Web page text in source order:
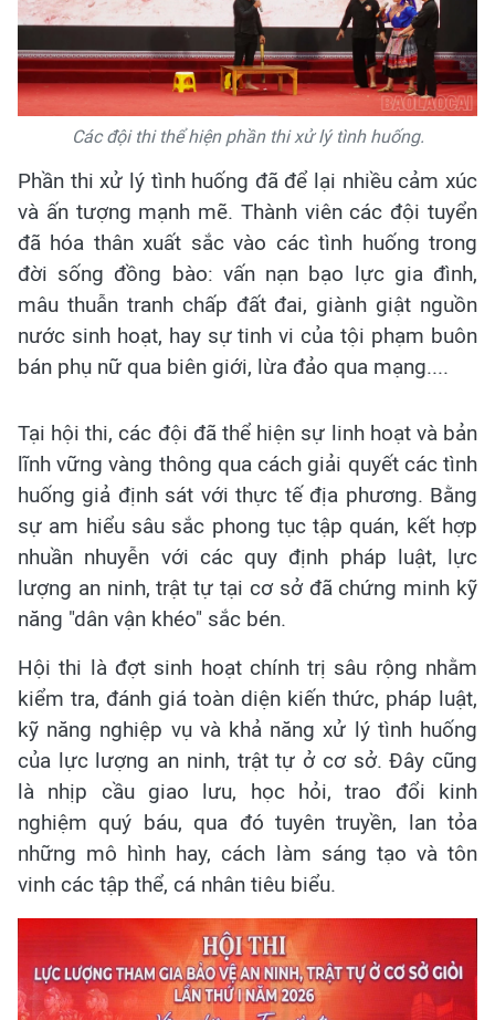
Các đội thi thể hiện phần thi xử lý tình huống.
Phần thi xử lý tình huống đã để lại nhiều cảm xúc
và ấn tượng mạnh mẽ. Thành viên các đội tuyển
đã hóa thân xuất sắc vào các tình huống trong
đời sống đồng bào: vấn nạn bạo lực gia đình,
mâu thuẫn tranh chấp đất đai, giành giật nguồn
nước sinh hoạt, hay sự tinh vi của tội phạm buôn
bán phụ nữ qua biên giới, lừa đảo qua mạng....
Tại hội thi, các đội đã thể hiện sự linh hoạt và bản
lĩnh vững vàng thông qua cách giải quyết các tình
huống giả định sát với thực tế địa phương. Bằng
sự am hiểu sâu sắc phong tục tập quán, kết hợp
nhuần nhuyễn với các quy định pháp luật, lực
lượng an ninh, trật tự tại cơ sở đã chứng minh kỹ
năng "dân vận khéo" sắc bén.
Hội thi là đợt sinh hoạt chính trị sâu rộng nhằm
kiểm tra, đánh giá toàn diện kiến thức, pháp luật,
kỹ năng nghiệp vụ và khả năng xử lý tình huống
của lực lượng an ninh, trật tự ở cơ sở. Đây cũng
là nhịp cầu giao lưu, học hỏi, trao đổi kinh
nghiệm quý báu, qua đó tuyên truyền, lan tỏa
những mô hình hay, cách làm sáng tạo và tôn
vinh các tập thể, cá nhân tiêu biểu.